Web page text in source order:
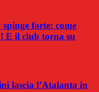
forte: come
E il club torna su
lascia l’Atalanta in